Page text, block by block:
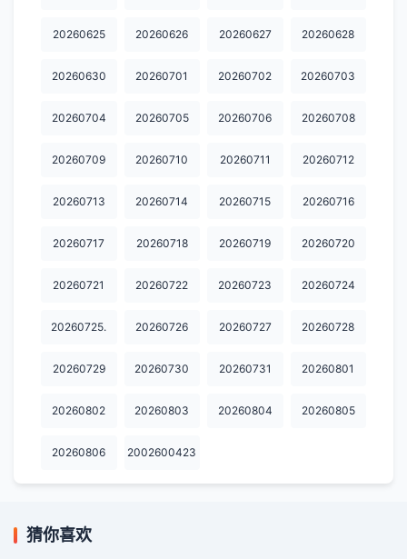
20260625 20260626 20260627 20260628
20260630 20260701 20260702 20260703
20260704 20260705 20260706 20260708
20260709 20260710 20260711 20260712
20260713 20260714 20260715 20260716
20260717 20260718 20260719 20260720
20260721 20260722 20260723 20260724
20260725. 20260726 20260727 20260728
20260729 20260730 20260731 20260801
20260802 20260803 20260804 20260805
20260806 2002600423
猜你喜欢